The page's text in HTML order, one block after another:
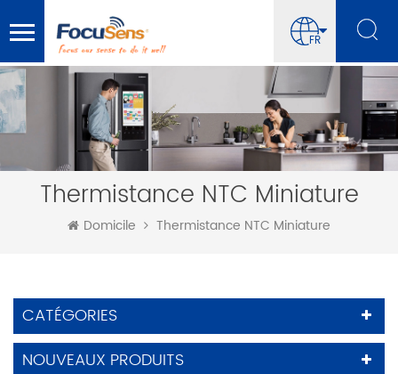
FR
Thermistance NTC Miniature
Domicile Thermistance NTC Miniature
CATÉGORIES
NOUVEAUX PRODUITS